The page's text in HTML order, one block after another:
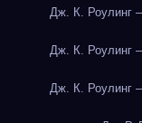
Дж. К. Роулинг
Дж. К. Роулинг
Дж. К. Роулинг